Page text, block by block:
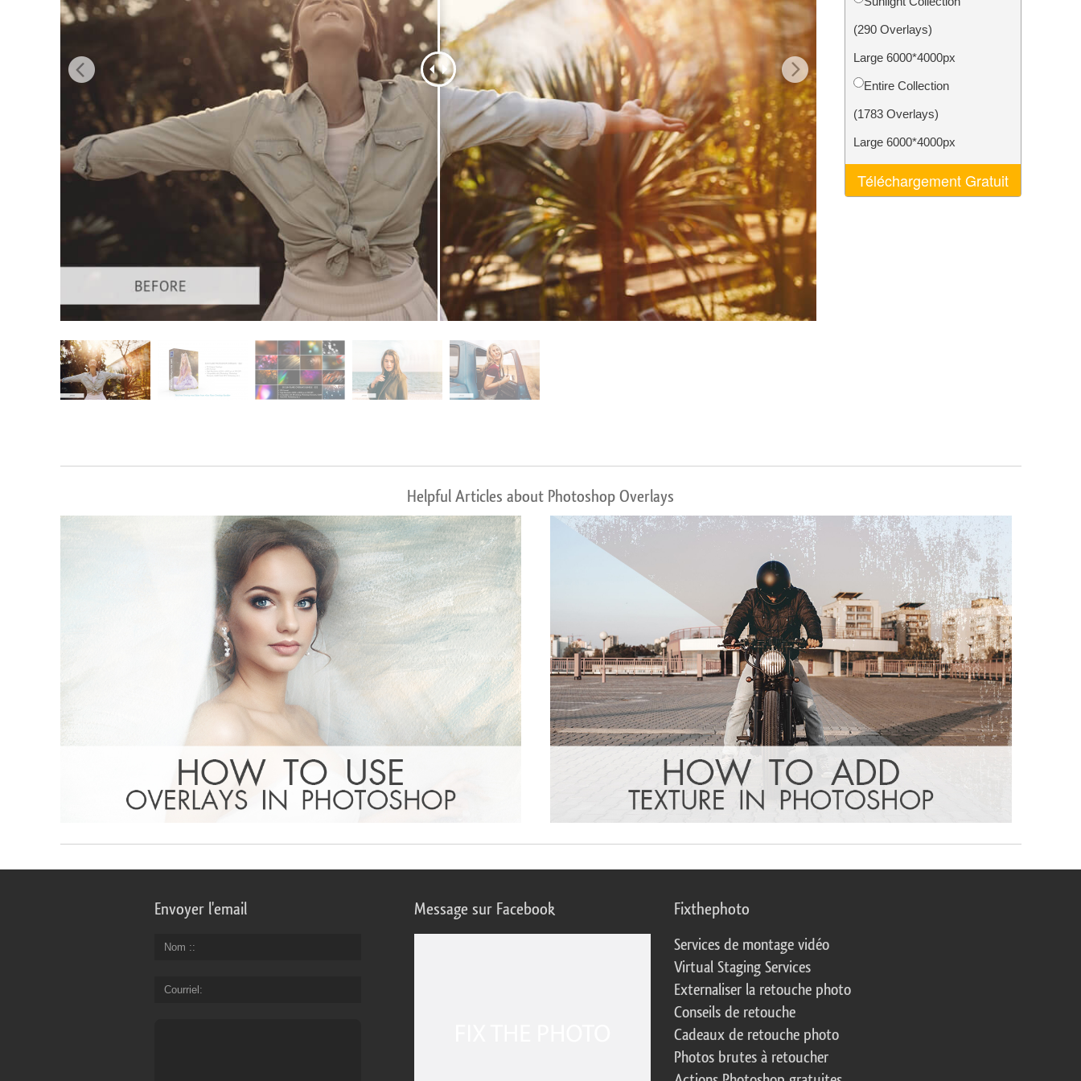
Services de retouche de produits Services de retouche de bijoux Données d'Entraînement IA
(290 Overlays)
Large 6000*4000px
Entire Collection
(1783 Overlays)
Large 6000*4000px
Téléchargement Gratuit
Helpful Articles about Photoshop Overlays
Envoyer l'email
Nom :
Courriel
Message sur Facebook Fixthephoto
Services de montage vidéo
Virtual Staging Services
Externaliser la retouche photo
Conseils de retouche
Cadeaux de retouche photo
Photos brutes à retoucher